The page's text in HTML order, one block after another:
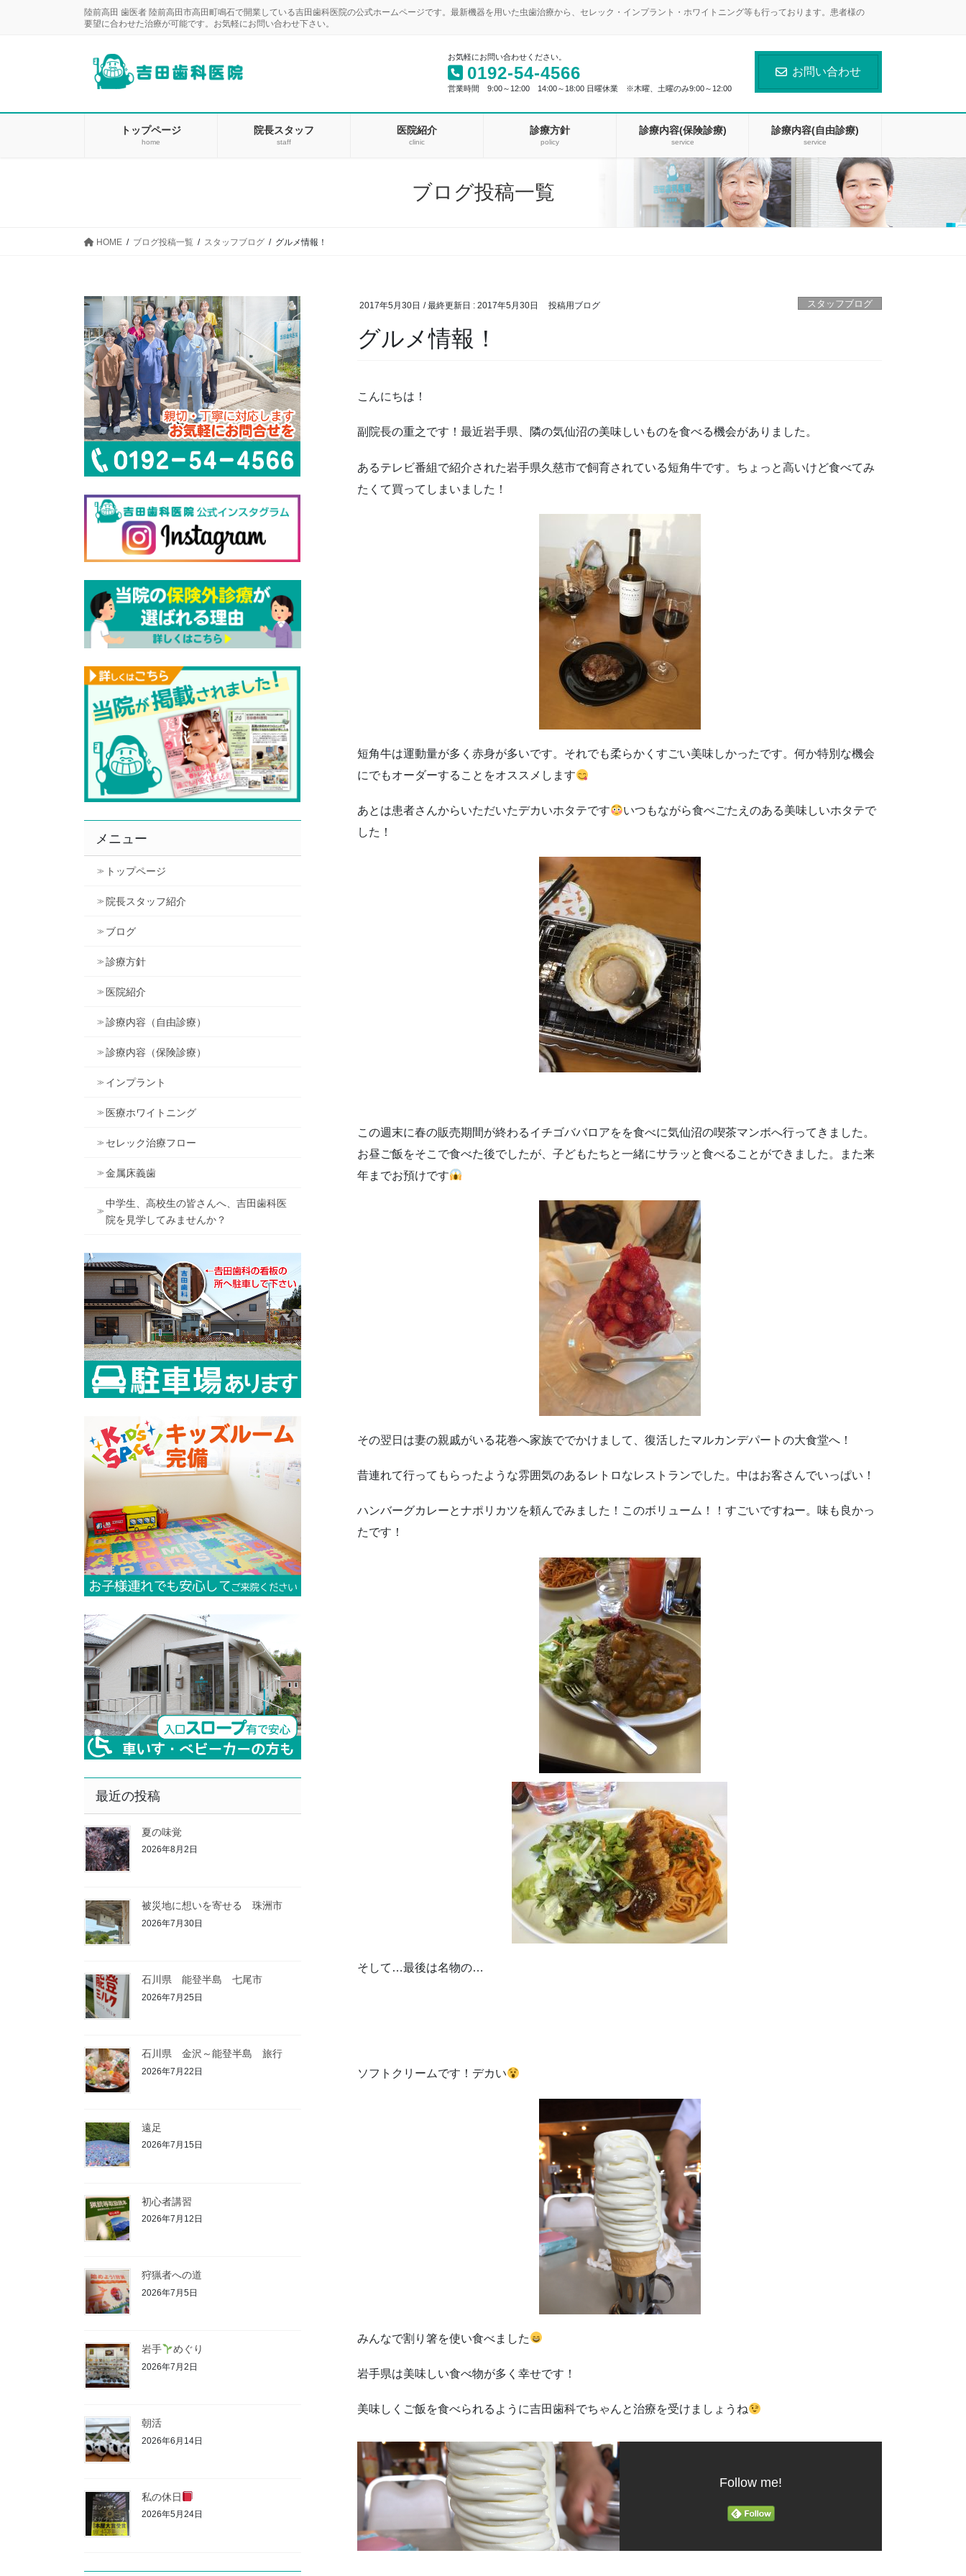
移
ン
陸前高田 歯医者 陸前高田市高田町鳴石で開業している吉田歯科医院の公式ホームページです。最新機器を用いた虫歯治療から、セレック・インプラント・ホワイトニング等も行っております。患者様の
要望に合わせた治療が可能です。お気軽にお問い合わせ下さい。
お気軽にお問い合わせください。
0192-54-4566
営業時間 9:00～12:00 14:00～18:00 日曜休業 ※木曜、土曜のみ9:00～12:00
お問い合わせ
トップページ
home
院長スタッフ
staff
医院紹介
clinic
診療方針
policy
診療内容(保険診療)
service
診療内容(自由診療)
service
ブログ投稿一覧
HOME ブログ投稿一覧 スタッフブログ グルメ情報！
2017年5月30日 / 最終更新日 : 2017年5月30日 投稿用ブログ スタッフブログ
グルメ情報！
こんにちは！
副院長の重之です！最近岩手県、隣の気仙沼の美味しいものを食べる機会がありました。
あるテレビ番組で紹介された岩手県久慈市で飼育されている短角牛です。ちょっと高いけど食べてみ
たくて買ってしまいました！
短角牛は運動量が多く赤身が多いです。それでも柔らかくすごい美味しかったです。何か特別な機会
にでもオーダーすることをオススメします
あとは患者さんからいただいたデカいホタテです
いつもながら食べごたえのある美味しいホタテで
した！
この週末に春の販売期間が終わるイチゴババロアをを食べに気仙沼の喫茶マンボへ行ってきました。
お昼ご飯をそこで食べた後でしたが、子どもたちと一緒にサラッと食べることができました。また来
年までお預けです
その翌日は妻の親戚がいる花巻へ家族ででかけまして、復活したマルカンデパートの大食堂へ！
昔連れて行ってもらったような雰囲気のあるレトロなレストランでした。中はお客さんでいっぱい！
ハンバーグカレーとナポリカツを頼んでみました！このボリューム！！すごいですねー。味も良かっ
たです！
そして…最後は名物の…
ソフトクリームです！デカい
みんなで割り箸を使い食べました
岩手県は美味しい食べ物が多く幸せです！
美味しくご飯を食べられるように吉田歯科でちゃんと治療を受けましょうね
Follow me!
メニュー
トップページ
院長スタッフ紹介
ブログ
診療方針
医院紹介
診療内容（自由診療）
診療内容（保険診療）
インプラント
医療ホワイトニング
セレック治療フロー
金属床義歯
中学生、高校生の皆さんへ、吉田歯科医
院を見学してみませんか？
最近の投稿
夏の味覚
2026年8月2日
被災地に想いを寄せる 珠洲市
2026年7月30日
石川県 能登半島 七尾市
2026年7月25日
石川県 金沢～能登半島 旅行
2026年7月22日
遠足
2026年7月15日
初心者講習
2026年7月12日
狩猟者への道
2026年7月5日
岩手 めぐり
2026年7月2日
朝活
2026年6月14日
私の休日
2026年5月24日